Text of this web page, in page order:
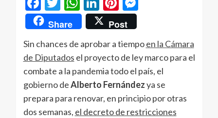
Share Post
Sin chances de aprobar a tiempoen la Cámara
de Diputados el proyecto de ley marco para el
combate a la pandemia todo el país, el
gobierno deAlberto Fernándezya se
prepara para renovar, en principio por otras
dos semanas, el decreto de restricciones